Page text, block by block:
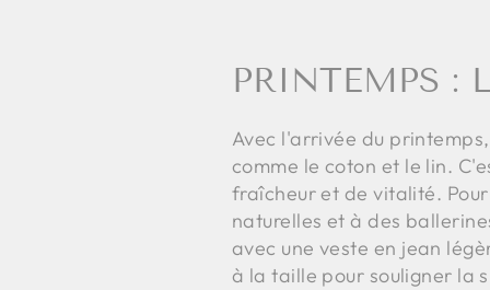
PRINTEMPS :
Avec l'arrivée du
comme le coton et le lin.
fraîcheur et de vitalité.
naturelles et à des
avec une veste en jean
à la taille pour souligner la